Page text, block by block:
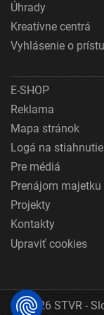
Úhrady
Kreatívne centrá
Vyhlásenie o
E-SHOP
Reklama
Mapa stránok
Logá na stiahnutie
Pre médiá
Prenájom majetku
Projekty
Kontakty
Upraviť cookies
© 2026 STVR -